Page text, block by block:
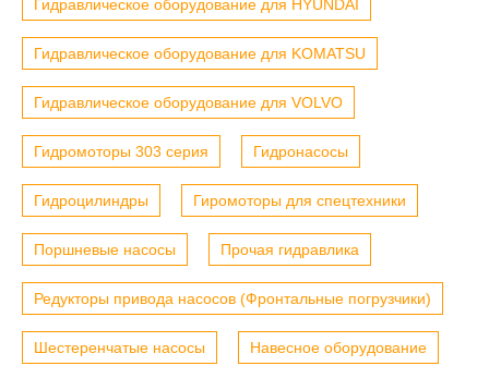
Гидравлическое оборудование для HYUNDAI
Гидравлическое оборудование для KOMATSU
Гидравлическое оборудование для VOLVO
Гидромоторы 303 серия Гидронасосы
Гидроцилиндры Гиромоторы для спецтехники
Поршневые насосы Прочая гидравлика
Редукторы привода насосов (Фронтальные погрузчики)
Шестеренчатые насосы Навесное оборудование